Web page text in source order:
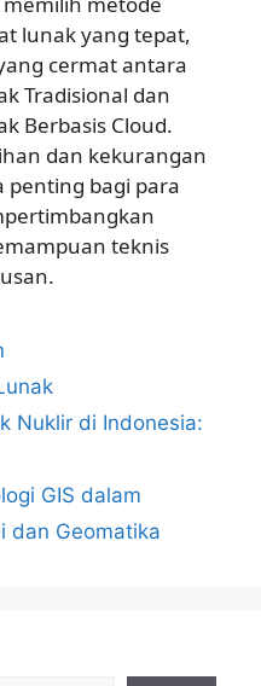
lunak yang tepat,
cermat antara
Tradisional dan
Berbasis Cloud.
dan kekurangan
penting bagi para
teknis
Nuklir di Indonesia:
GIS dalam
dan Geomatika